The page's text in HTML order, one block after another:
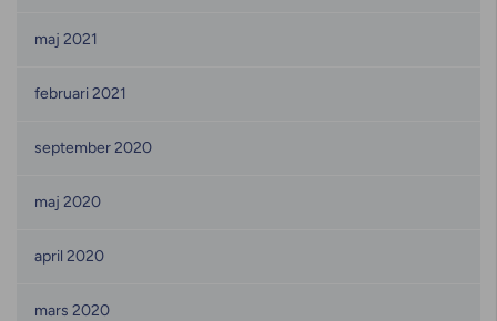
maj 2021
februari 2021
september 2020
maj 2020
april 2020
mars 2020